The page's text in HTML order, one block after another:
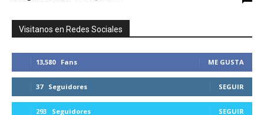
Visitanos en Redes Sociales
13,580 Fans ME GUSTA
37 Seguidores SEGUIR
293 Seguidores SEGUIR